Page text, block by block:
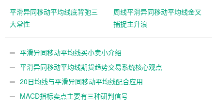
平滑异同移动平均线底背弛三
大常性
周线平滑异同移动平均线金叉
捕捉主升浪
平滑异同移动平均线买小卖小介绍
平滑异同移动平均线期货趋势交易系统核心观点
20日均线与平滑异同移动平均线配合应用
MACD指标卖点主要有三种研判信号